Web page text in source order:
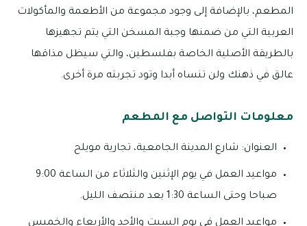
المطعم، بالإضافة إلى وجود مجموعة من الأطعمة والمأكولات
العربية التي من ضمنها وجبة المسخن التي يتم تجهيزها
بالطريقة الأصلية الخاصة بفلسطين، والتي سيظل مذاقها
عالق في ذهنك ولن تنساه أبدا وتود تجربته مرة أخرى.
معلومات التواصل مع المطعم
العنوان: شارع المدينة الجامعية، تجارية مويلح
مواعيد العمل في يوم الإثنين والثلاثاء من الساعة 9:00
صباحا وحتى الساعة 1:30 بعد منتصف الليل.
مواعيد العمل في يوم السبت والأحد والأربعاء والخميس